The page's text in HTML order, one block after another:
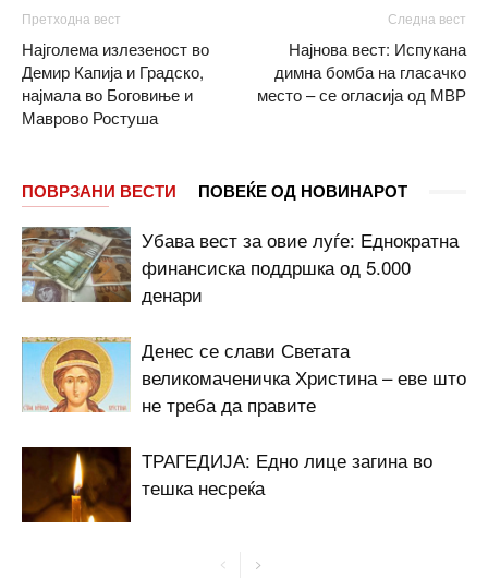
Претходна вест
Најголема излезеност во
Демир Капија и Градско,
најмала во Боговиње и
Маврово Ростуша
Следна вест
Најнова вест: Испукана
димна бомба на гласачко
место – се огласија од МВР
ПОВРЗАНИ ВЕСТИ ПОВЕЌЕ ОД НОВИНАРОТ
Убава вест за овие луѓе: Еднократна
финансиска поддршка од 5.000
денари
Денес се слави Светата
великомаченичка Христина – еве што
не треба да правите
ТРАГЕДИЈА: Едно лице загина во
тешка несреќа